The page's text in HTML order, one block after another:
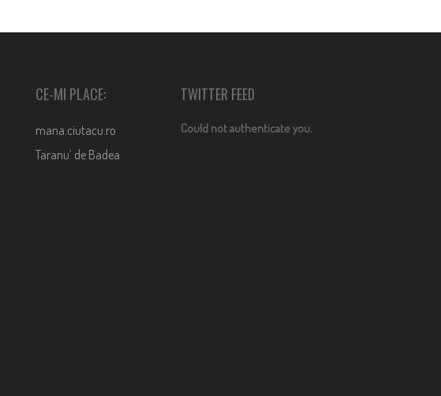
CE-MI PLACE:
mana.ciutacu.ro
Taranu’ de Badea
TWITTER FEED
Could not authenticate you.